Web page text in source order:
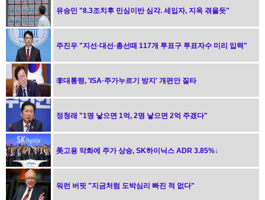
유승민 "8.3조치후 민심이반 심각. 세입자, 지옥 겪을듯"
주진우 "지선·대선·총선때 117개 투표구 투표자수 미리 입력"
李대통령, 'ISA·주가누르기 방지' 개편안 질타
정청래 "1명 낳으면 1억, 2명 낳으면 2억 주겠다"
美고용 악화에 주가 상승, SK하이닉스 ADR 3.85%↓
워런 버핏 "지금처럼 도박심리 빠진 적 없다"